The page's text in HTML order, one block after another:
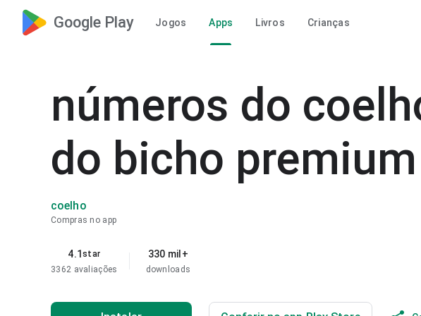
Google Play Jogos Apps Livros Crianças
números do
do bicho premium
coelho
Compras no app
4.1star
3362 avaliações
330 mil+
downloads